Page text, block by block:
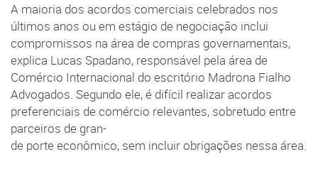
A maioria dos acordos comerciais celebrados nos
últimos anos ou em estágio de negociação inclui
compromissos na área de compras governamentais,
explica Lucas Spadano, responsável pela área de
Comércio Internacional do escritório Madrona Fialho
Advogados. Segundo ele, é difícil realizar acordos
preferenciais de comércio relevantes, sobretudo entre
parceiros de gran-
de porte econômico, sem incluir obrigações nessa área.